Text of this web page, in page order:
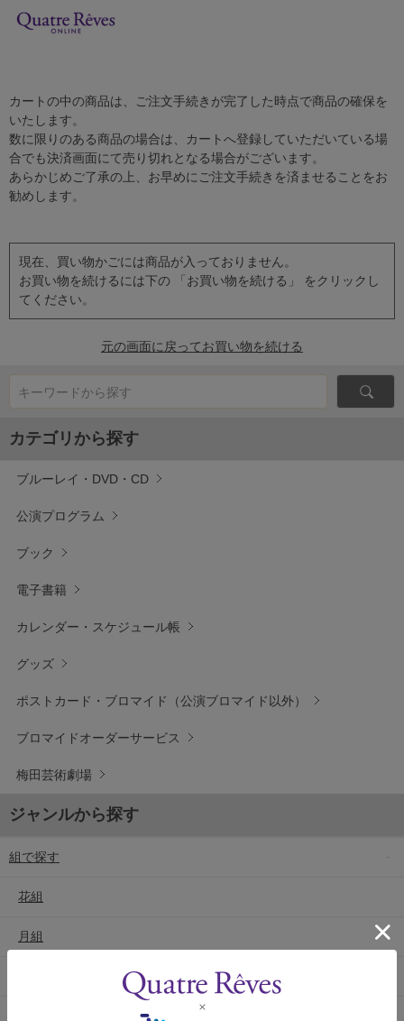
カートの中の商品は、ご注文手続きが完了した時点で商品の確保を
いたします。
数に限りのある商品の場合は、カートへ登録していただいている場
合でも決済画面にて売り切れとなる場合がございます。
あらかじめご了承の上、お早めにご注文手続きを済ませることをお
勧めします。
現在、買い物かごには商品が入っておりません。
お買い物を続けるには下の 「お買い物を続ける」 をクリックし
てください。
元の画面に戻ってお買い物を続ける
キーワードから探す
カテゴリから探す
ブルーレイ・DVD・CD
公演プログラム
ブック
電子書籍
カレンダー・スケジュール帳
グッズ
ポストカード・ブロマイド（公演ブロマイド以外）
ブロマイドオーダーサービス
梅田芸術劇場
ジャンルから探す
組で探す
花組
月組